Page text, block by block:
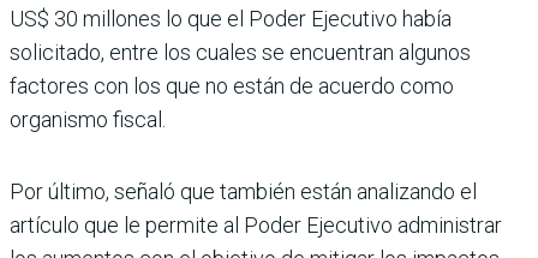
US$ 30 millones lo que el Poder Ejecutivo había
solicitado, entre los cuales se encuentran algunos
factores con los que no están de acuerdo como
organismo fiscal.
Por último, señaló que también están analizando el
artículo que le permite al Poder Ejecutivo administrar